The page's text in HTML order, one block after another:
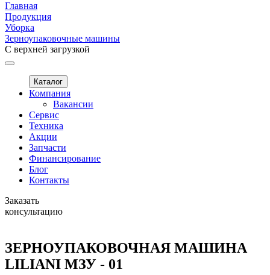
Главная
Продукция
Уборка
Зерноупаковочные машины
С верхней загрузкой
Каталог
Компания
Вакансии
Сервис
Техника
Акции
Запчасти
Финансирование
Блог
Контакты
Заказать
консультацию
ЗЕРНОУПАКОВОЧНАЯ МАШИНА
LILIANI МЗУ - 01